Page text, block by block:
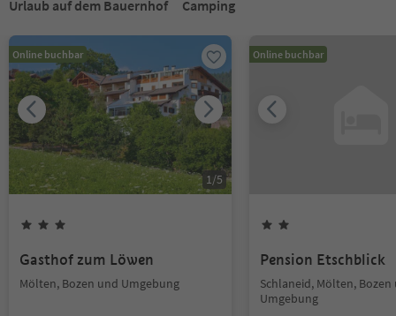
Urlaub auf dem Bauernhof
Camping
Online buchbar
1/5
Gasthof zum Löwen
Mölten, Bozen und Umgebung
Online buchbar
Pension Etschblick
Schlaneid, Mölten, Bozen
Umgebung